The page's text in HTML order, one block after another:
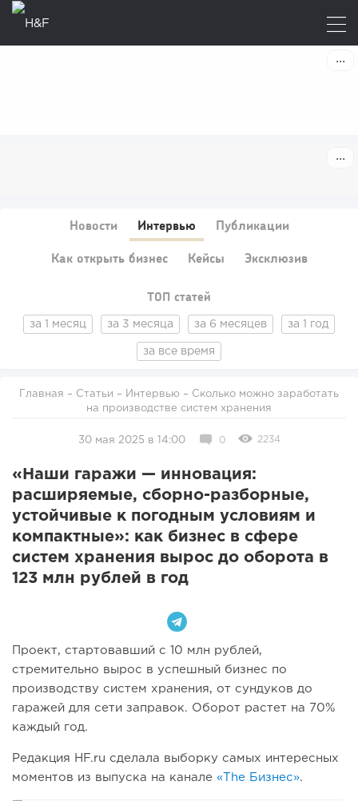
Новости Интервью Публикации
Как открыть бизнес Кейсы Эксклюзив
ТОП статей
за 1 месяц за 3 месяца за 6 месяцев за 1 год
за все время
Главная – Статьи – Интервью
на производстве систем хранения
30 мая 2025 в 14:00 0 2234
«Наши гаражи — инновация:
расширяемые, сборно-разборные,
устойчивые к погодным условиям и
компактные»: как бизнес в сфере
систем хранения вырос до оборота в
123 млн рублей в год
Проект, стартовавший с 10 млн рублей,
стремительно вырос в успешный бизнес по
производству систем хранения, от сундуков до
гаражей для сети заправок. Оборот растет на 70%
каждый год.
Редакция HF.ru сделала выборку самых интересных
моментов из выпуска на канале «The Бизнес».